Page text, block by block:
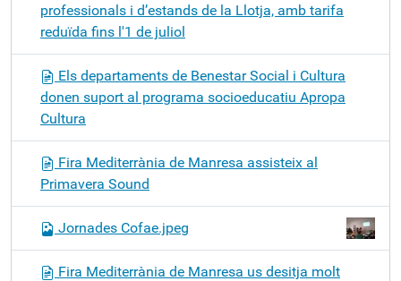
professionals i d’estands de la Llotja, amb tarifa
reduïda fins l'1 de juliol
Els departaments de Benestar Social i Cultura
donen suport al programa socioeducatiu Apropa
Cultura
Fira Mediterrània de Manresa assisteix al
Primavera Sound
Jornades Cofae.jpeg
Fira Mediterrània de Manresa us desitja molt